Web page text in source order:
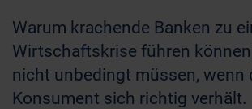
Warum krachende Banken zu
Wirtschaftskrise führen
nicht unbedingt müssen, wenn
Konsument sich richtig verhält.